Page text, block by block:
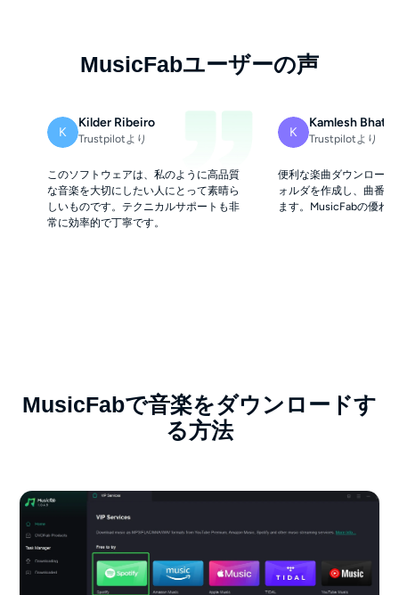
MusicFabユーザーの声
K
Kilder Ribeiro
Trustpilotより
このソフトウェアは、私のように高品質
な音楽を大切にしたい人にとって素晴ら
しいものです。テクニカルサポートも非
常に効率的で丁寧です。
K
Kamlesh Bhatt
Trustpilotより
便利な楽曲ダウンローダ
ォルダを作成し、曲番
ます。MusicFabの優れ
MusicFabで音楽をダウンロードす
る方法